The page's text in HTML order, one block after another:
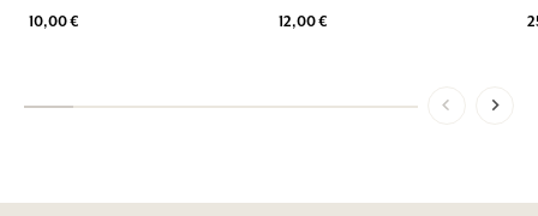
10,00 € 12,00 €